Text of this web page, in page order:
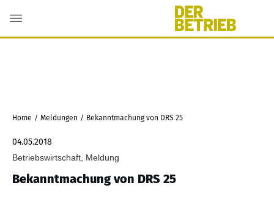
Home / Meldungen / Bekanntmachung von DRS 25
04.05.2018
Betriebswirtschaft, Meldung
Bekanntmachung von DRS 25